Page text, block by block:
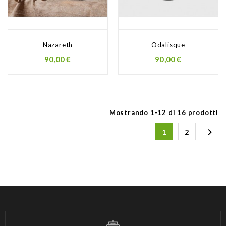
Nazareth
90,00 €
Odalisque
90,00 €
Mostrando 1-12 di 16 prodotti
1 2 